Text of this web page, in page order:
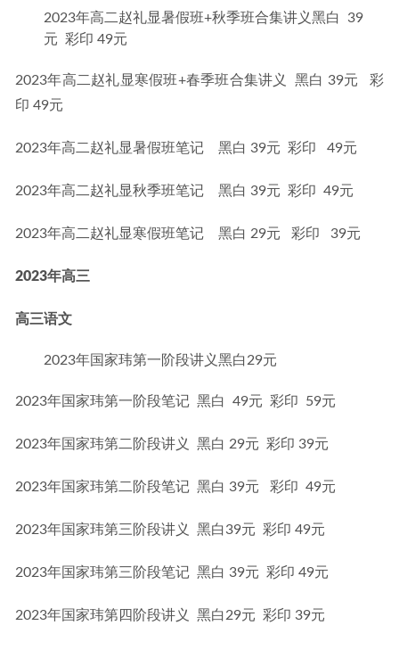
2023年高二赵礼显暑假班+秋季班合集讲义黑白 39
元 彩印 49元
2023年高二赵礼显寒假班+春季班合集讲义  黑白 39元   彩
印 49元
2023年高二赵礼显暑假班笔记    黑白 39元  彩印   49元
2023年高二赵礼显秋季班笔记    黑白 39元  彩印  49元
2023年高二赵礼显寒假班笔记    黑白 29元   彩印   39元
2023年高三
高三语文
2023年国家玮第一阶段讲义黑白29元
2023年国家玮第一阶段笔记  黑白  49元  彩印  59元
2023年国家玮第二阶段讲义  黑白 29元  彩印 39元
2023年国家玮第二阶段笔记  黑白 39元   彩印  49元
2023年国家玮第三阶段讲义  黑白39元  彩印 49元
2023年国家玮第三阶段笔记  黑白 39元  彩印 49元
2023年国家玮第四阶段讲义  黑白29元  彩印 39元